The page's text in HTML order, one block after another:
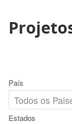
País
Estados